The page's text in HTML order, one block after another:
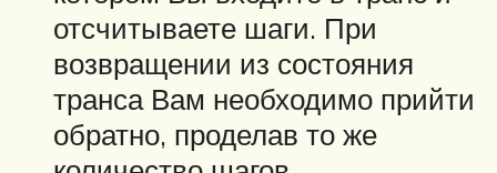
отсчитываете шаги. При
возвращении из состояния
транса Вам необходимо прийти
обратно, проделав то же